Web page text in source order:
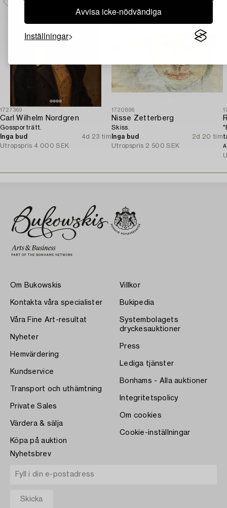
Avvisa icke-nödvändiga
Inställningar
1727369
Carl Wilhelm Nordgren
Gossporträtt.
Inga bud
4d 23 tim
Utropspris 4 000 SEK
1720896
Nisse Zetterberg
Skiss.
Inga bud
2d 20 tim
Utropspris 2 500 SEK
Om Bukowskis
Kontakta våra specialister
Våra Fine Art-resultat
Nyheter
Hemvärdering
Kundservice
Transport och uthämtning
Private Sales
Värdera & sälja
Köpa på auktion
Villkor
Bukipedia
Systembolagets
dryckesauktioner
Press
Lediga tjänster
Bonhams - Alla auktioner
Integritetspolicy
Om cookies
Cookie-inställningar
Nyhetsbrev